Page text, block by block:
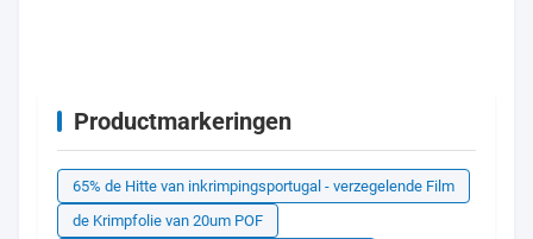
Productmarkeringen
65% de Hitte van inkrimpingsportugal - verzegelende Film
de Krimpfolie van 20um POF